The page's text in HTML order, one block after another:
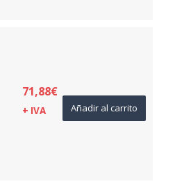
71,88€
+ IVA Añadir al carrito